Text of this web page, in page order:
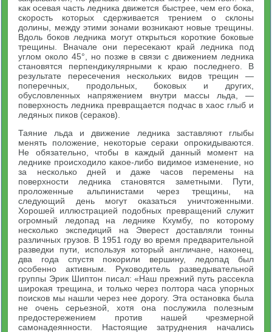
как осевая часть ледника движется быстрее, чем его бока,
скорость которых сдерживается трением о склоны
долины, между этими зонами возникают новые трещины.
Вдоль боков ледника могут открыться короткие боковые
трещины. Вначале они пересекают край ледника под
углом около 45°, но позже в связи с движением ледника
становятся перпендикулярными к краю последнего. В
результате пересечения нескольких видов трещин —
поперечных, продольных, боковых и других,
обусловленных напряжением внутри массы льда, —
поверхность ледника превращается подчас в хаос глыб и
ледяных пиков (сераков).
Таяние льда и движение ледника заставляют глыбы
менять положение, некоторые сераки опрокидываются.
Не обязательно, чтобы в каждый данный момент на
леднике происходило какое-либо видимое изменение, но
за несколько дней и даже часов перемены на
поверхности ледника становятся заметными. Пути,
проложенные альпинистами через трещины, на
следующий день могут оказаться уничтоженными.
Хорошей иллюстрацией подобных превращений служит
огромный ледопад на леднике Кхумбу, по которому
несколько экспедиций на Эверест доставляли тонны
различных грузов. В 1951 году во время предварительной
разведки пути, используя который англичане, наконец,
два года спустя покорили вершину, ледопад был
особенно активным. Руководитель разведывательной
группы Эрик Шиптон писал: «Наш прежний путь рассекла
широкая трещина, и только через полтора часа упорных
поисков мы нашли через нее дорогу. Эта остановка была
не очень серьезной, хотя она послужила полезным
предостережением против нашей чрезмерной
самонадеянности. Настоящие затруднения начались